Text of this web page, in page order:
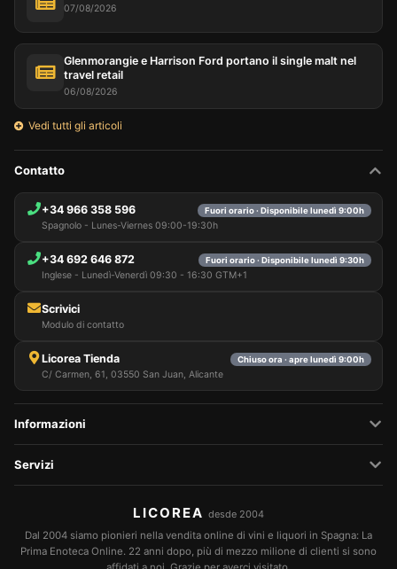
07/08/2026
Glenmorangie e Harrison Ford portano il single malt nel
travel retail
06/08/2026
Vedi tutti gli articoli
Contatto
+34 966 358 596 Fuori orario · Disponibile lunedì 9:00h
Spagnolo - Lunes-Viernes 09:00-19:30h
+34 692 646 872 Fuori orario · Disponibile lunedì 9:30h
Inglese - Lunedì-Venerdì 09:30 - 16:30 GTM+1
Scrivici
Modulo di contatto
Licorea Tienda Chiuso ora · apre lunedì 9:00h
C/ Carmen, 61, 03550 San Juan, Alicante
Informazioni
Servizi
LICOREA desde 2004
Dal 2004 siamo pionieri nella vendita online di vini e liquori in Spagna: La
Prima Enoteca Online. 22 anni dopo, più di mezzo milione di clienti si sono